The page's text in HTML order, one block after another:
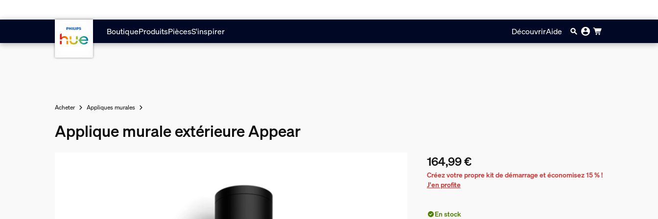
BoutiqueProduitsPiècesS'inspirer DécouvrirAide
Acheter Appliques murales
Applique murale extérieure Appear
Le prix actuel est 164,99 €
164,99 €
Créez votre propre kit de démarrage et économisez 15 % !
J'en profite
En stock